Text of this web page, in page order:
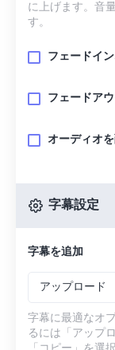
に上げます。音
す。
フェードイ
フェードア
オーディオ
字幕設定
字幕を追加
アップロード
字幕に最適なオ
るには「アップ